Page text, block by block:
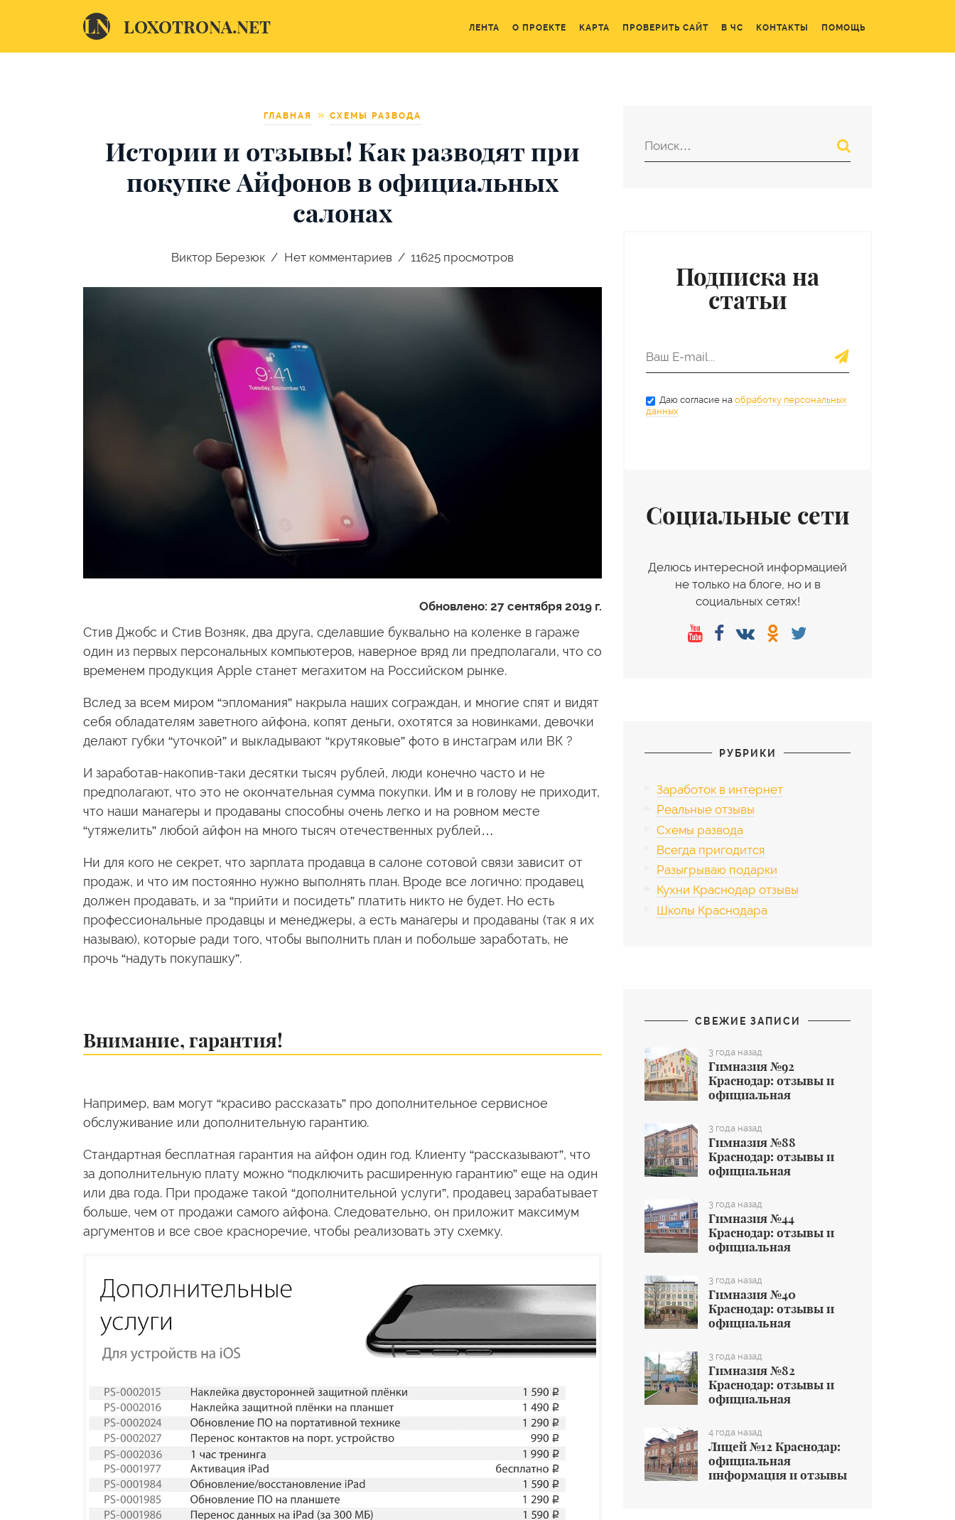
LOXOTRONA.NET ЛЕНТА О ПРОЕКТЕ КАРТА ПРОВЕРИТЬ САЙТ В ЧС КОНТАКТЫ ПОМОЩЬ
ГЛАВНАЯ СХЕМЫ РАЗВОДА
Истории и отзывы! Как разводят при
покупке Айфонов в официальных
салонах
Виктор Березюк Нет комментариев 11625 просмотров
Обновлено: 27 сентября 2019 г.
Стив Джобс и Стив Возняк, два друга, сделавшие буквально на коленке в гараже
один из первых персональных компьютеров, наверное вряд ли предполагали, что со
временем продукция Apple станет мегахитом на Российском рынке.
Вслед за всем миром “эпломания” накрыла наших сограждан, и многие спят и видят
себя обладателям заветного айфона, копят деньги, охотятся за новинками, девочки
делают губки “уточкой” и выкладывают “крутяковые” фото в инстаграм или ВК ?
И заработав-накопив-таки десятки тысяч рублей, люди конечно часто и не
предполагают, что это не окончательная сумма покупки. Им и в голову не приходит,
что наши манагеры и продаваны способны очень легко и на ровном месте
“утяжелить” любой айфон на много тысяч отечественных рублей…
Ни для кого не секрет, что зарплата продавца в салоне сотовой связи зависит от
продаж, и что им постоянно нужно выполнять план. Вроде все логично: продавец
должен продавать, и за “прийти и посидеть” платить никто не будет. Но есть
профессиональные продавцы и менеджеры, а есть манагеры и продаваны (так я их
называю), которые ради того, чтобы выполнить план и побольше заработать, не
прочь “надуть покупашку”.
Внимание, гарантия!
Например, вам могут “красиво рассказать” про дополнительное сервисное
обслуживание или дополнительную гарантию.
Стандартная бесплатная гарантия на айфон один год. Клиенту “рассказывают”, что
за дополнительную плату можно “подключить расширенную гарантию” еще на один
или два года. При продаже такой “дополнительной услуги”, продавец зарабатывает
больше, чем от продажи самого айфона. Следовательно, он приложит максимум
аргументов и все свое красноречие, чтобы реализовать эту схемку.
Подписка на
статьи
Даю согласие наобработку персональных
данных
Социальные сети
Делюсь интересной информацией
не только на блоге, но и в
социальных сетях!
РУБРИКИ
Заработок в интернет
Реальные отзывы
Схемы развода
Всегда пригодится
Разыгрываю подарки
Кухни Краснодар отзывы
Школы Краснодара
СВЕЖИЕ ЗАПИСИ
3 года назад
Гимназия №92
Краснодар: отзывы и
официальная
общеобразовательном
учреждении
3 года назад
Гимназия №88
Краснодар: отзывы и
официальная
общеобразовательном
учреждении
3 года назад
Гимназия №44
Краснодар: отзывы и
официальная
общеобразовательном
учреждении
3 года назад
Гимназия №40
Краснодар: отзывы и
официальная
общеобразовательном
учреждении
3 года назад
Гимназия №82
Краснодар: отзывы и
официальная
общеобразовательном
учреждении
4 года назад
Лицей №12 Краснодар:
официальная
информация и отзывы